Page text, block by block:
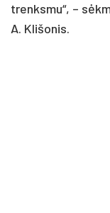
trenksmu“, –
A. Klišonis.